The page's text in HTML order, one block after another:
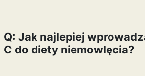
Q: Jak najlepiej
C do diety niemowlęcia?